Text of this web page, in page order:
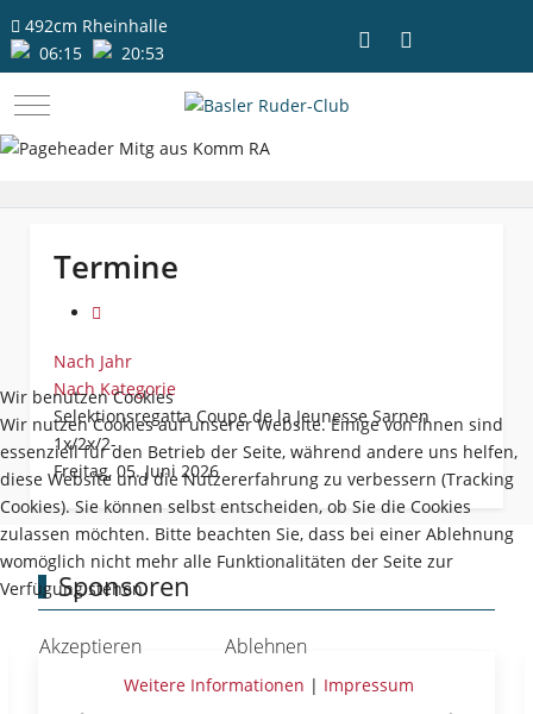
492cm Rheinhalle
06:15
20:53
Mobile Menu Toggle
Termine
Nach Jahr
Nach Kategorie
Selektionsregatta Coupe de la Jeunesse Sarnen
1x/2x/2-
Freitag, 05. Juni 2026
Sponsoren
Wir benutzen Cookies
Wir nutzen Cookies auf unserer Website. Einige von ihnen sind
essenziell für den Betrieb der Seite, während andere uns helfen,
diese Website und die Nutzererfahrung zu verbessern (Tracking
Cookies). Sie können selbst entscheiden, ob Sie die Cookies
zulassen möchten. Bitte beachten Sie, dass bei einer Ablehnung
womöglich nicht mehr alle Funktionalitäten der Seite zur
Verfügung stehen.
Akzeptieren Ablehnen
Weitere Informationen | Impressum